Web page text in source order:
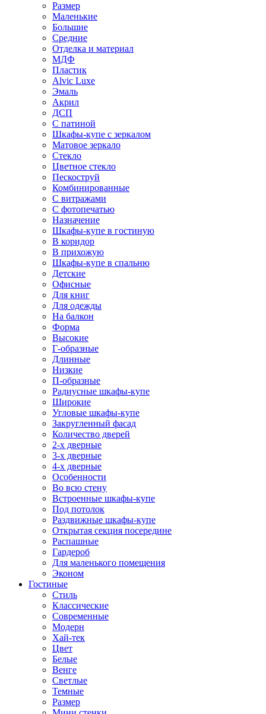
Размер
Маленькие
Большие
Средние
Отделка и материал
МДФ
Пластик
Alvic Luxe
Эмаль
Акрил
ДСП
С патиной
Шкафы-купе с зеркалом
Матовое зеркало
Стекло
Цветное стекло
Пескоструй
Комбинированные
С витражами
С фотопечатью
Назначение
Шкафы-купе в гостиную
В коридор
В прихожую
Шкафы-купе в спальню
Детские
Офисные
Для книг
Для одежды
На балкон
Форма
Высокие
Г-образные
Длинные
Низкие
П-образные
Радиусные шкафы-купе
Широкие
Угловые шкафы-купе
Закругленный фасад
Количество дверей
2-х дверные
3-х дверные
4-х дверные
Особенности
Во всю стену
Встроенные шкафы-купе
Под потолок
Раздвижные шкафы-купе
Открытая секция посередине
Распашные
Гардероб
Для маленького помещения
Эконом
Гостиные
Стиль
Классические
Современные
Модерн
Хай-тек
Цвет
Белые
Венге
Светлые
Темные
Размер